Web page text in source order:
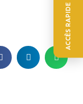
ACCÈS RAPIDE